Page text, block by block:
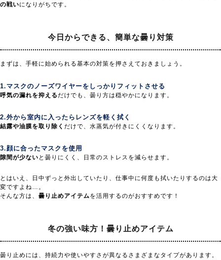
の戦いになりがちです。
今日からできる、 簡単な曇り対策
まずは、手軽に始められる基本の対策を押さえておきましょう。
1.マスクのノーズワイヤーをしっかりフィットさせる
呼気の漏れを抑えるだけでも、曇り方は穏やかになります。
2.外から室内に入ったらレンズを軽く拭く
結露や油膜を取り除く だけで、水蒸気が付きにくくなります。
3.顔に合ったマスクを使用
隙間が少ない と曇りにくく、日常のストレスを減らせます。
とはいえ、日中ずっと外出していたり、仕事中に何度も拭いたりするのは大
変ですよね…。
そんな方は、 曇り止めアイテムを活用するのがおすすめです！
冬の強い味方！ 曇り止めアイテム
曇り止めには、持続力や使いやすさが異なるさまざまなタイプがあります。